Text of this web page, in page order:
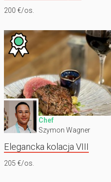
200 €/os.
Chef
Szymon Wagner
Elegancka kolacja VIII
205 €/os.